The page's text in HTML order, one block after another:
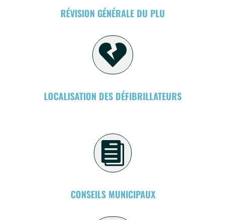
RÉVISION GÉNÉRALE DU PLU

LOCALISATION DES DÉFIBRILLATEURS

CONSEILS MUNICIPAUX